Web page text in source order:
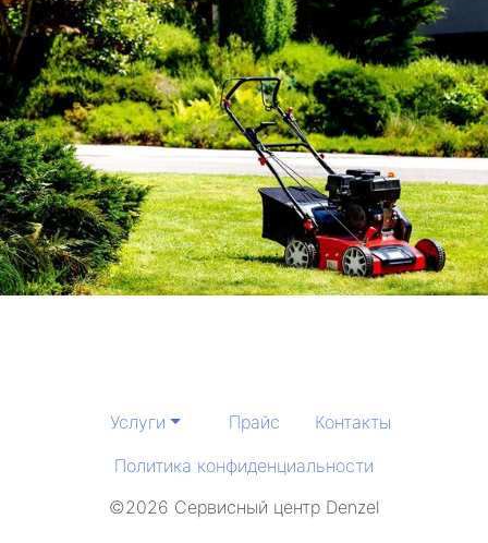
Услуги Прайс
Контакты
Политика конфиденциальности
©2026 Сервисный центр Denzel